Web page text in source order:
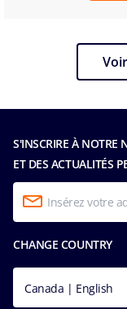
S'INSCRIRE À NOTRE
ET DES ACTUALITÉS
CHANGE COUNTRY
Canada | English